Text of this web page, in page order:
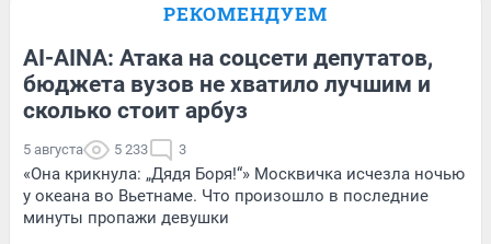
РЕКОМЕНДУЕМ
AI-AINA: Атака на соцсети депутатов,
бюджета вузов не хватило лучшим и
сколько стоит арбуз
5 августа 5 233 3
«Она крикнула: „Дядя Боря!“» Москвичка исчезла ночью
у океана во Вьетнаме. Что произошло в последние
минуты пропажи девушки